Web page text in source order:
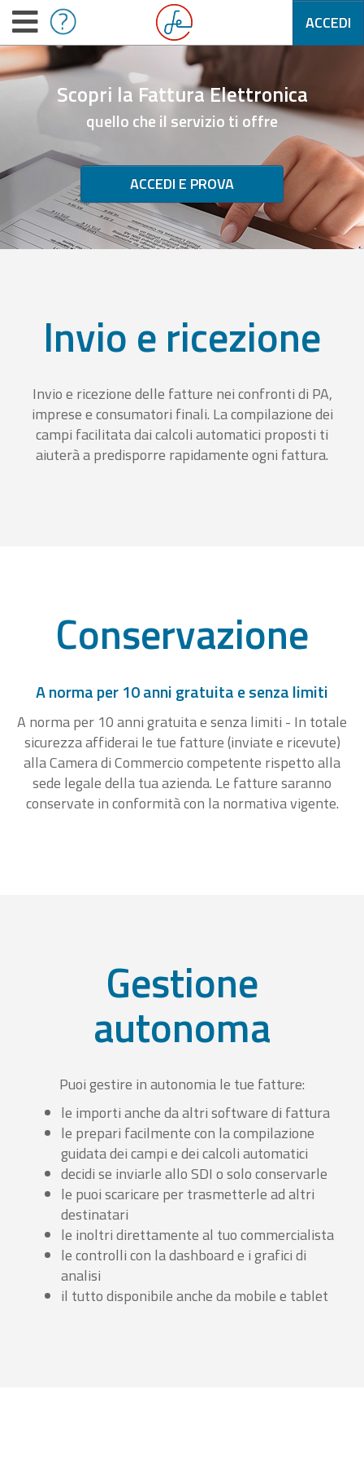
ACCEDI
Scopri la Fattura Elettronica
quello che il servizio ti offre
ACCEDI E PROVA
Invio e ricezione
Invio e ricezione delle fatture nei confronti di PA,
imprese e consumatori finali. La compilazione dei
campi facilitata dai calcoli automatici proposti ti
aiuterà a predisporre rapidamente ogni fattura.
Conservazione
A norma per 10 anni gratuita e senza limiti
A norma per 10 anni gratuita e senza limiti - In totale
sicurezza affiderai le tue fatture (inviate e ricevute)
alla Camera di Commercio competente rispetto alla
sede legale della tua azienda. Le fatture saranno
conservate in conformità con la normativa vigente.
Gestione
autonoma
Puoi gestire in autonomia le tue fatture:
le importi anche da altri software di fattura
le prepari facilmente con la compilazione
guidata dei campi e dei calcoli automatici
decidi se inviarle allo SDI o solo conservarle
le puoi scaricare per trasmetterle ad altri
destinatari
le inoltri direttamente al tuo commercialista
le controlli con la dashboard e i grafici di
analisi
il tutto disponibile anche da mobile e tablet